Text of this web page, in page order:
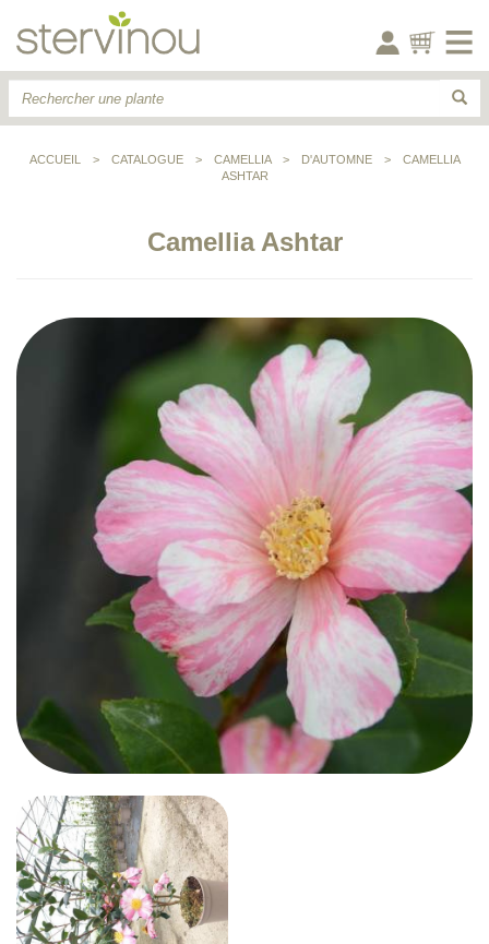
ACCUEIL > CATALOGUE > CAMELLIA > D'AUTOMNE >
CAMELLIA
ASHTAR
Camellia Ashtar